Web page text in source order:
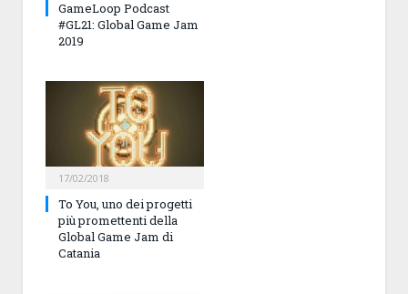
GameLoop Podcast
#GL21: Global Game Jam
2019
17/02/2018
To You, uno dei progetti
più promettenti della
Global Game Jam di
Catania